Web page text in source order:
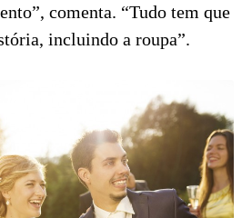
comenta. “Tudo tem que
incluindo a roupa”.